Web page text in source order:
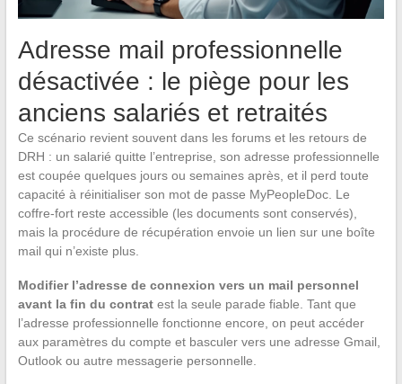
Adresse mail professionnelle
désactivée : le piège pour les
anciens salariés et retraités
Ce scénario revient souvent dans les forums et les retours de
DRH : un salarié quitte l’entreprise, son adresse professionnelle
est coupée quelques jours ou semaines après, et il perd toute
capacité à réinitialiser son mot de passe MyPeopleDoc. Le
coffre-fort reste accessible (les documents sont conservés),
mais la procédure de récupération envoie un lien sur une boîte
mail qui n’existe plus.
Modifier l’adresse de connexion vers un mail personnel
avant la fin du contratest la seule parade fiable. Tant que
l’adresse professionnelle fonctionne encore, on peut accéder
aux paramètres du compte et basculer vers une adresse Gmail,
Outlook ou autre messagerie personnelle.